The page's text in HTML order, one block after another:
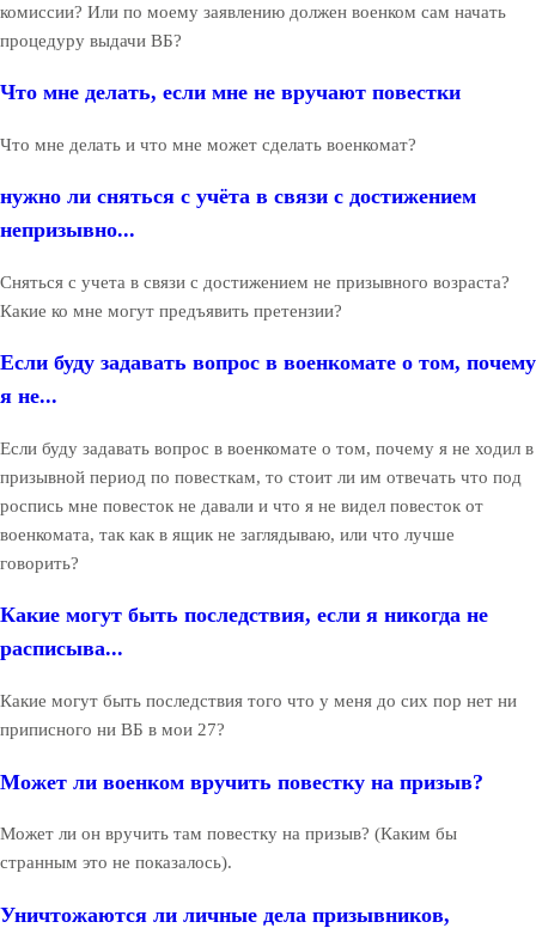
комиссии? Или по моему заявлению должен военком сам начать
процедуру выдачи ВБ?
Что мне делать, если мне не вручают повестки
Что мне делать и что мне может сделать военкомат?
нужно ли сняться с учёта в связи с достижением
непризывно...
Сняться с учета в связи с достижением не призывного возраста?
Какие ко мне могут предъявить претензии?
Если буду задавать вопрос в военкомате о том, почему
я не...
Если буду задавать вопрос в военкомате о том, почему я не ходил в
призывной период по повесткам, то стоит ли им отвечать что под
роспись мне повесток не давали и что я не видел повесток от
военкомата, так как в ящик не заглядываю, или что лучше
говорить?
Какие могут быть последствия, если я никогда не
расписыва...
Какие могут быть последствия того что у меня до сих пор нет ни
приписного ни ВБ в мои 27?
Может ли военком вручить повестку на призыв?
Может ли он вручить там повестку на призыв? (Каким бы
странным это не показалось).
Уничтожаются ли личные дела призывников,